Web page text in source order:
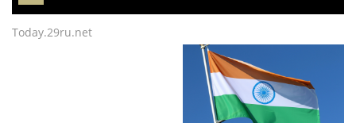
Today.29ru.net